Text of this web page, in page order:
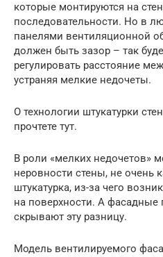
которые монтируются на
последовательности. Но в
панелями вентиляционной
должен быть зазор – так
регулировать расстояние
устраняя мелкие недочеты.
О технологии штукатурки
прочтете тут.
В роли «мелких недочетов»
неровности стены, не очень
штукатурка, из-за чего
на поверхности. А фасадные
скрывают эту разницу.
Модель вентилируемого